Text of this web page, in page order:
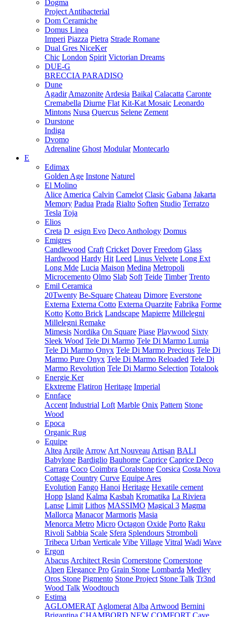
Dogma
Project Antibacterial
Dom Ceramiche
Domus Linea
Imperi Piazza Pietra Strade Romane
Dual Gres NiceKer
Chic London Spirit Victorian Dreams
DUE-G
BRECCIA PARADISO
Dune
Agadir Amazonite Ardesia Baikal Calacatta Caronte
Cremabella Diurne Flat Kit-Kat Mosaic Leonardo
Mintons Nusa Quercus Selene Zement
Durstone
Indiga
Dvomo
Adrenaline Ghost Modular Montecarlo
E
Edimax
Golden Age Instone Naturel
El Molino
Alice America Calvin Camelot Clasic Gabana Jakarta
Memory Padua Prada Rialto Soften Studio Terratzo
Tesla Toja
Elios
Creta D_esign Evo Deco Anthology Domus
Emigres
Candlewood Craft Cricket Dover Freedom Glass
Hardwood Hardy Hit Leed Linus Velvete Long Ext
Long Mde Lucia Maison Medina Metropoli
Microcemento Olmo Slab Soft Teide Timber Trento
Emil Ceramica
20Twenty Be-Square Chateau Dimore Everstone
Externa Externa Cotto Externa Quarzite Fabrika Forme
Kotto Kotto Brick Landscape Mapierre Millelegni
Millelegni Remake
Mimesis Nordika On Square Piase Playwood Sixty
Sleek Wood Tele Di Marmo Tele Di Marmo Lumia
Tele Di Marmo Onyx Tele Di Marmo Precious Tele Di
Marmo Pure Onyx Tele Di Marmo Reloaded Tele Di
Marmo Revolution Tele Di Marmo Selection Totalook
Energie Ker
Ekxtreme Flatiron Heritage Imperial
Ennface
Accent Industrial Loft Marble Onix Pattern Stone
Wood
Epoca
Organic Rug
Equipe
Altea Argile Arrow Art Nouveau Artisan BALI
Babylone Bardiglio Bauhome Caprice Caprice Deco
Carrara Coco Coimbra Coralstone Corsica Costa Nova
Cottage Country Curve Equipe Ares
Evolution Fango Hanoi Heritage Hexatile cement
Hopp Island Kalma Kasbah Kromatika La Riviera
Lanse Limit Lithos MASSIMO Magical 3 Magma
Mallorca Manacor Marmoris Masia
Menorca Metro Micro Octagon Oxide Porto Raku
Rivoli Sabbia Scale Sfera Splendours Stromboli
Tribeca Urban Verticale Vibe Village Vitral Wadi Wave
Ergon
Abacus Architect Resin Cornerstone Cornerstone
Alpen Elegance Pro Grain Stone Lombarda Medley
Oros Stone Pigmento Stone Project Stone Talk Tr3nd
Wood Talk Woodtouch
Estima
AGLOMERAT Aglomerat Alba Artwood Bernini